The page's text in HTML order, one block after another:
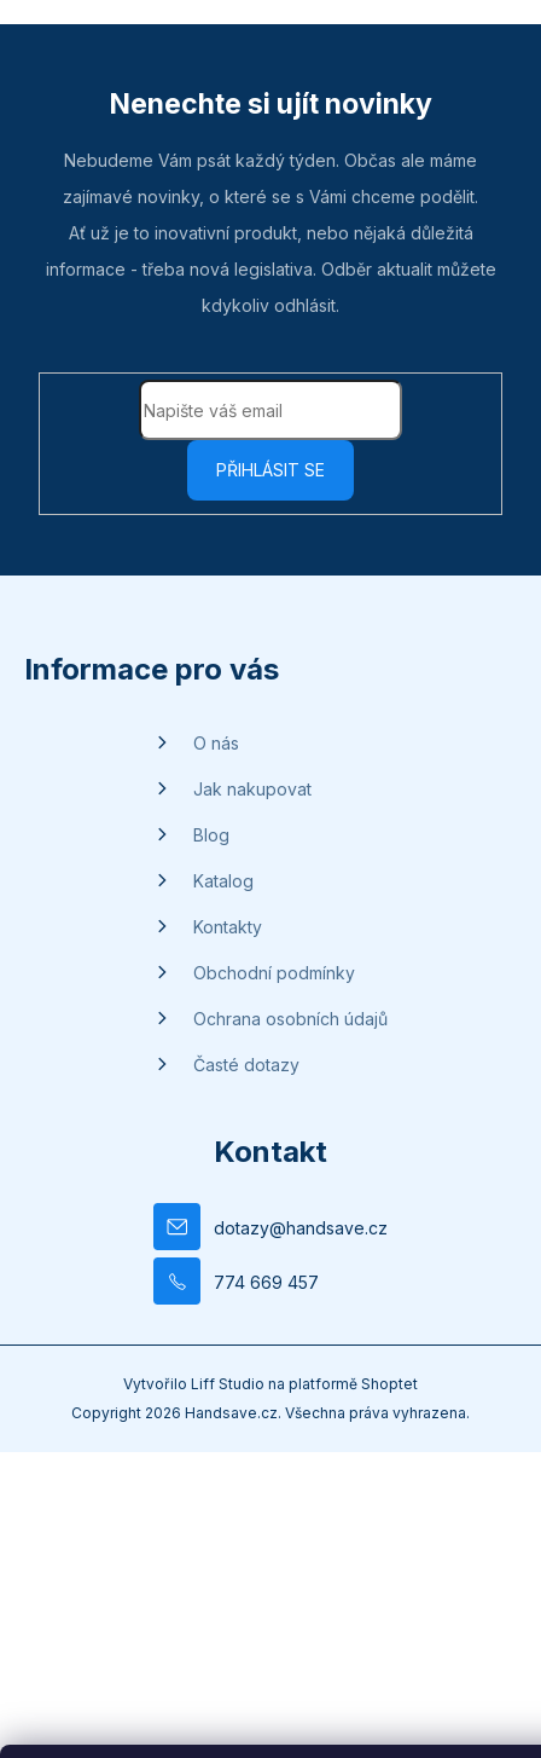
Nenechte si ujít novinky
Nebudeme Vám psát každý týden. Občas ale máme
zajímavé novinky, o které se s Vámi chceme podělit.
Ať už je to inovativní produkt, nebo nějaká důležitá
informace - třeba nová legislativa. Odběr aktualit můžete
kdykoliv odhlásit.
PŘIHLÁSIT SE
Informace pro vás
O nás
Jak nakupovat
Blog
Katalog
Kontakty
Obchodní podmínky
Ochrana osobních údajů
Časté dotazy
Kontakt
dotazy@handsave.cz
774 669 457
Vytvořilo Liff Studio na platformě Shoptet
Copyright 2026 Handsave.cz. Všechna práva vyhrazena.